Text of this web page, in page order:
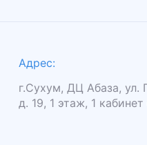
Адрес:
г.Сухум, ДЦ Абаза, ул.
д. 19, 1 этаж, 1 кабинет